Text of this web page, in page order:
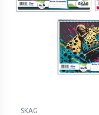
SKAG